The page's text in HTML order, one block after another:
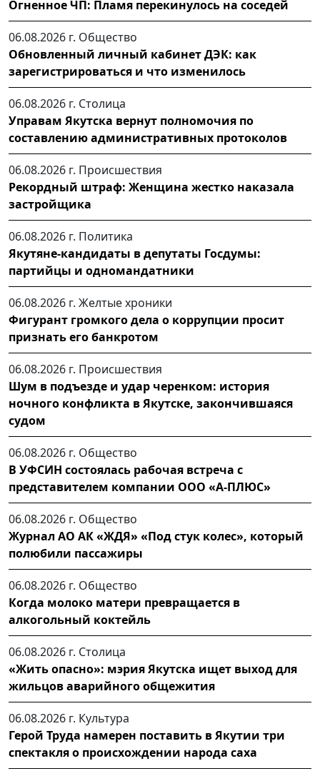
Огненное ЧП: Пламя перекинулось на соседей
06.08.2026 г. Общество
Обновленный личный кабинет ДЭК: как
зарегистрироваться и что изменилось
06.08.2026 г. Столица
Управам Якутска вернут полномочия по
составлению административных протоколов
06.08.2026 г. Происшествия
Рекордный штраф: Женщина жестко наказала
застройщика
06.08.2026 г. Политика
Якутяне-кандидаты в депутаты Госдумы:
партийцы и одномандатники
06.08.2026 г. Желтые хроники
Фигурант громкого дела о коррупции просит
признать его банкротом
06.08.2026 г. Происшествия
Шум в подъезде и удар черенком: история
ночного конфликта в Якутске, закончившаяся
судом
06.08.2026 г. Общество
В УФСИН состоялась рабочая встреча с
представителем компании ООО «А-ПЛЮС»
06.08.2026 г. Общество
Журнал АО АК «ЖДЯ» «Под стук колес», который
полюбили пассажиры
06.08.2026 г. Общество
Когда молоко матери превращается в
алкогольный коктейль
06.08.2026 г. Столица
«Жить опасно»: мэрия Якутска ищет выход для
жильцов аварийного общежития
06.08.2026 г. Культура
Герой Труда намерен поставить в Якутии три
спектакля о происхождении народа саха